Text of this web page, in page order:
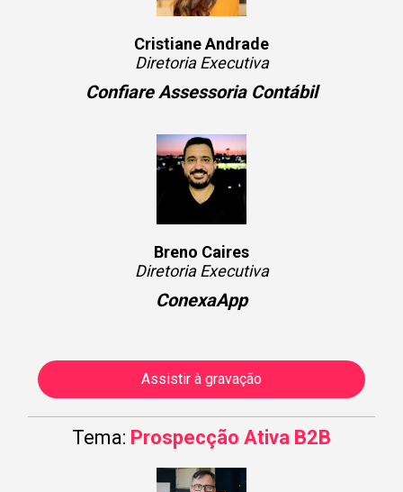
Cristiane Andrade
Diretoria Executiva
Confiare Assessoria Contábil
Breno Caires
Diretoria Executiva
ConexaApp
Assistir à gravação
Tema: Prospecção Ativa B2B